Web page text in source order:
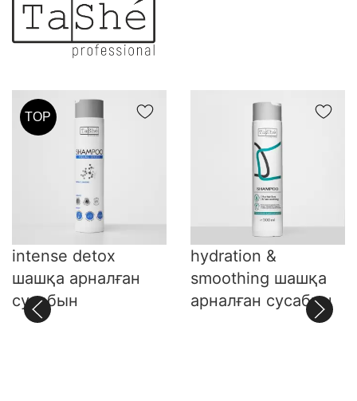
TOP
intense detox
шашқа арналған
сусабын
hydration &
smoothing шашқа
арналған сусабын